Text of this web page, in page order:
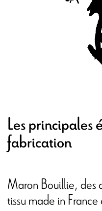
Les principales
fabrication
Maron Bouillie, des
tissu made in